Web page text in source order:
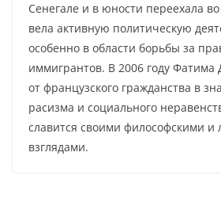
Сенегале и в юности переехала
вела активную политическую
особенно в области борьбы за
иммигрантов. В 2006 году Фатима
от французского гражданства в
расизма и социального
славится своими философскими и
взглядами.